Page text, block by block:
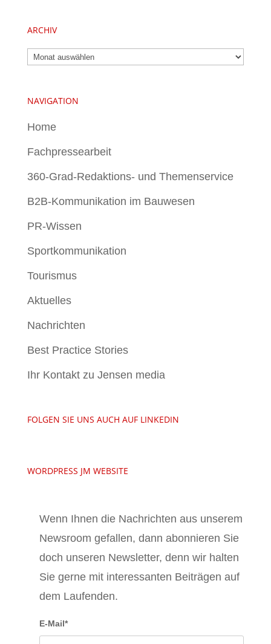
ARCHIV
Archiv
NAVIGATION
Home
Fachpressearbeit
360-Grad-Redaktions- und Themenservice
B2B-Kommunikation im Bauwesen
PR-Wissen
Sportkommunikation
Tourismus
Aktuelles
Nachrichten
Best Practice Stories
Ihr Kontakt zu Jensen media
FOLGEN SIE UNS AUCH AUF LINKEDIN
WORDPRESS JM WEBSITE
Wenn Ihnen die Nachrichten aus unserem
Newsroom gefallen, dann abonnieren Sie
doch unseren Newsletter, denn wir halten
Sie gerne mit interessanten Beiträgen auf
dem Laufenden.
E-Mail*